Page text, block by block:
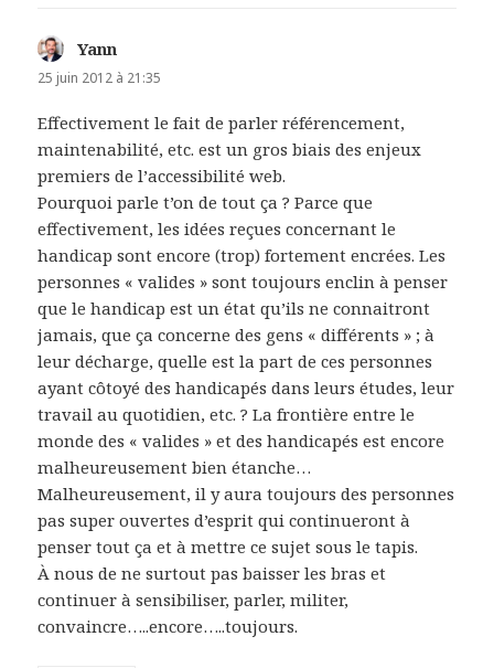
Yann
25 juin 2012 à 21:35
Effectivement le fait de parler référencement,
maintenabilité, etc. est un gros biais des enjeux
premiers de l’accessibilité web.
Pourquoi parle t’on de tout ça ? Parce que
effectivement, les idées reçues concernant le
handicap sont encore (trop) fortement encrées. Les
personnes « valides » sont toujours enclin à penser
que le handicap est un état qu’ils ne connaitront
jamais, que ça concerne des gens « différents » ; à
leur décharge, quelle est la part de ces personnes
ayant côtoyé des handicapés dans leurs études, leur
travail au quotidien, etc. ? La frontière entre le
monde des « valides » et des handicapés est encore
malheureusement bien étanche…
Malheureusement, il y aura toujours des personnes
pas super ouvertes d’esprit qui continueront à
penser tout ça et à mettre ce sujet sous le tapis.
À nous de ne surtout pas baisser les bras et
continuer à sensibiliser, parler, militer,
convaincre…..encore…..toujours.